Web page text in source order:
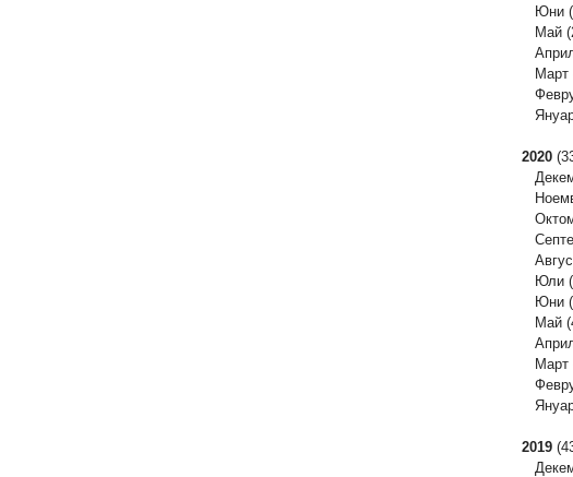
Юни
Май
Март
2020
Юли
Юни
Май
Март
2019